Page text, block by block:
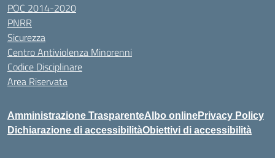
POC 2014-2020
PNRR
Sicurezza
Centro Antiviolenza Minorenni
Codice Disciplinare
Area Riservata
Amministrazione TrasparenteAlbo onlinePrivacy Policy
Dichiarazione di accessibilitàObiettivi di accessibilità